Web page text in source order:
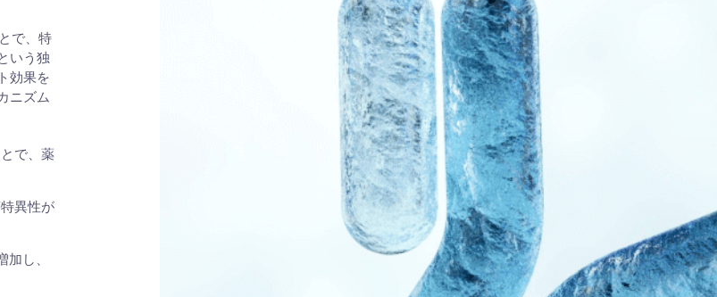
で、特
いう独
効果を
ニズム
で、薬
異性が
し、